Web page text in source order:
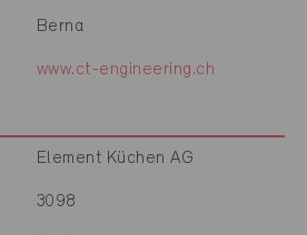
Berna
www.ct-engineering.ch
Element Küchen AG
3098